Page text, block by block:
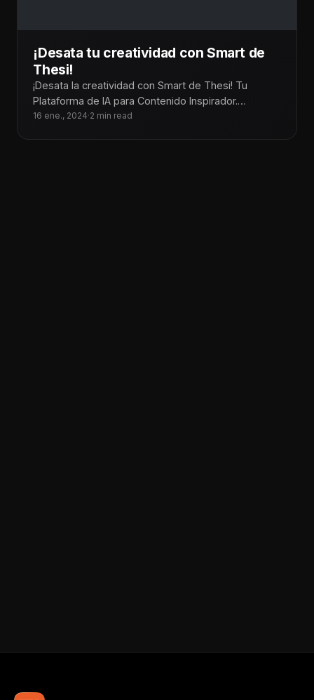
¡Desata tu creatividad con Smart de
Thesi!
¡Desata la creatividad con Smart de Thesi! Tu
Plataforma de IA para Contenido Inspirador.
Convierte tus ideas en creativos contenidos
16 ene., 2024·2 min read